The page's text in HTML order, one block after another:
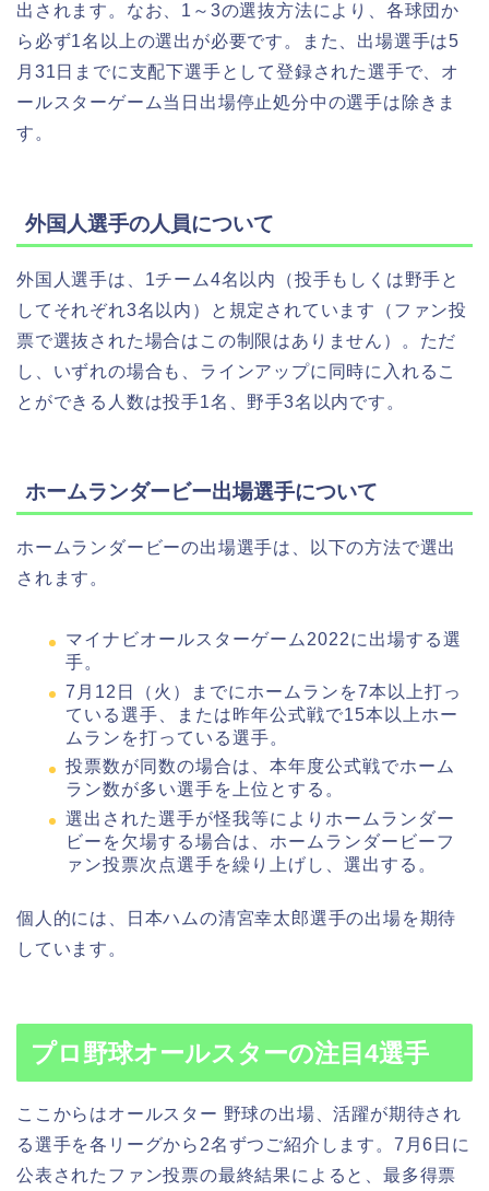
出されます。なお、1～3の選抜方法により、各球団か
ら必ず1名以上の選出が必要です。また、出場選手は5
月31日までに支配下選手として登録された選手で、オ
ールスターゲーム当日出場停止処分中の選手は除きま
す。
外国人選手の人員について
外国人選手は、1チーム4名以内（投手もしくは野手と
してそれぞれ3名以内）と規定されています（ファン投
票で選抜された場合はこの制限はありません）。ただ
し、いずれの場合も、ラインアップに同時に入れるこ
とができる人数は投手1名、野手3名以内です。
ホームランダービー出場選手について
ホームランダービーの出場選手は、以下の方法で選出
されます。
マイナビオールスターゲーム2022に出場する選
手。
7月12日（火）までにホームランを7本以上打っ
ている選手、または昨年公式戦で15本以上ホー
ムランを打っている選手。
投票数が同数の場合は、本年度公式戦でホーム
ラン数が多い選手を上位とする。
選出された選手が怪我等によりホームランダー
ビーを欠場する場合は、ホームランダービーフ
ァン投票次点選手を繰り上げし、選出する。
個人的には、日本ハムの清宮幸太郎選手の出場を期待
しています。
プロ野球オールスターの注目4選手
ここからはオールスター 野球の出場、活躍が期待され
る選手を各リーグから2名ずつご紹介します。7月6日に
公表されたファン投票の最終結果によると、最多得票